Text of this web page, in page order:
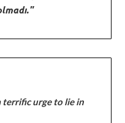
terrific urge to lie in